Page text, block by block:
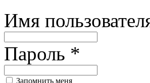
Имя
Пароль *
Запомнить меня